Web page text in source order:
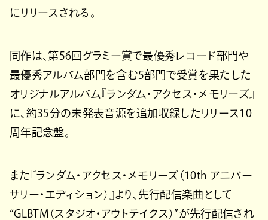
にリリースされる。
同作は、第56回グラミー賞で最優秀レコード部門や
最優秀アルバム部門を含む5部門で受賞を果たした
オリジナルアルバム『ランダム・アクセス・メモリーズ』
に、約35分の未発表音源を追加収録したリリース10
周年記念盤。
また『ランダム・アクセス・メモリーズ（10th アニバー
サリー・エディション）』より、先行配信楽曲として
“GLBTM（スタジオ・アウトテイクス）”が先行配信され